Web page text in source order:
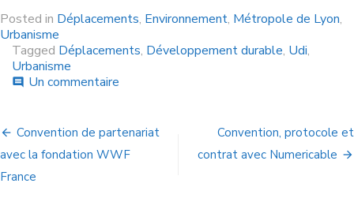
Posted in Déplacements, Environnement, Métropole de Lyon,
Urbanisme
Tagged Déplacements, Développement durable, Udi,
Urbanisme
comment Un commentaire
Convention de partenariat
avec la fondation WWF
France
Convention, protocole et
contrat avec Numericable